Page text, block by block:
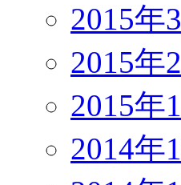
2015年
2015年
2015年
2014年